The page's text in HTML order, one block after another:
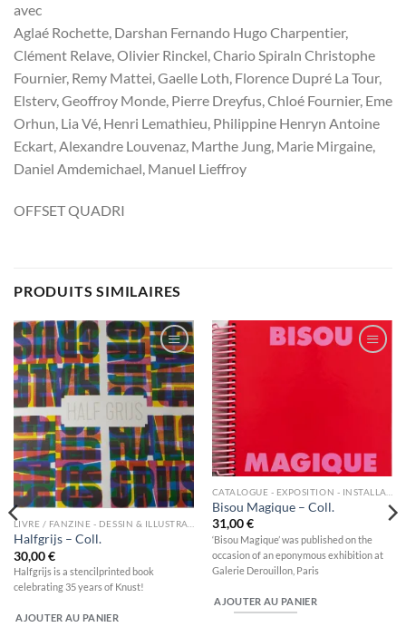
avec
Aglaé Rochette, Darshan Fernando Hugo Charpentier,
Clément Relave, Olivier Rinckel, Chario Spiraln Christophe
Fournier, Remy Mattei, Gaelle Loth, Florence Dupré La Tour,
Elsterv, Geoffroy Monde, Pierre Dreyfus, Chloé Fournier, Eme
Orhun, Lia Vé, Henri Lemathieu, Philippine Henryn Antoine
Eckart, Alexandre Louvenaz, Marthe Jung, Marie Mirgaine,
Daniel Amdemichael, Manuel Lieffroy
OFFSET QUADRI
PRODUITS SIMILAIRES
Ajouter
à la
wishlist
Halfgrijs – Coll.
30,00€
Halfgrijs is a stencilprinted book
celebrating 35 years of Knust!
AJOUTER AU PANIER
Bisou Magique – Coll.
31,00€
‘Bisou Magique’ was published on the
occasion of an eponymous exhibition at
Galerie Derouillon, Paris
AJOUTER AU PANIER